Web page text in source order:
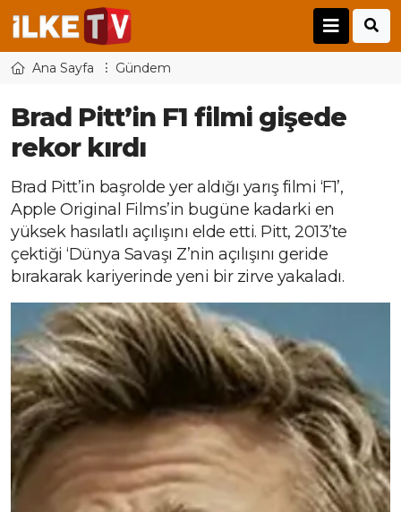
Ana Sayfa Gündem
Brad Pitt’in F1 filmi gişede
rekor kırdı
Brad Pitt’in başrolde yer aldığı yarış filmi ‘F1’,
Apple Original Films’in bugüne kadarki en
yüksek hasılatlı açılışını elde etti. Pitt, 2013’te
çektiği ‘Dünya Savaşı Z’nin açılışını geride
bırakarak kariyerinde yeni bir zirve yakaladı.